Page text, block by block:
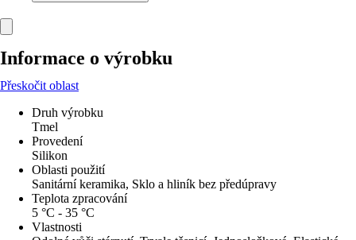
Informace o výrobku
Přeskočit oblast
Druh výrobku
Tmel
Provedení
Silikon
Oblasti použití
Sanitární keramika, Sklo a hliník bez předúpravy
Teplota zpracování
5 °C - 35 °C
Vlastnosti